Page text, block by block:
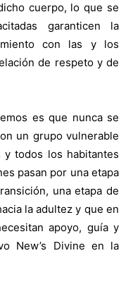
cuerpo, lo que se
garanticen la
con las y los
de respeto y de
es que nunca se
un grupo vulnerable
todos los habitantes
pasan por una etapa
una etapa de
la adultez y que en
apoyo, guía y
New’s Divine en la